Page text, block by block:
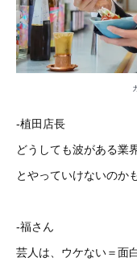
-植田店長
どうしても波がある業
とやっていけないのか
-福さん
芸人は、ウケない＝面